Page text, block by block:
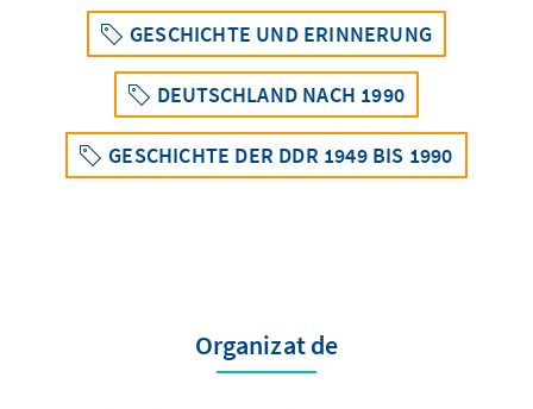
GESCHICHTE UND ERINNERUNG
DEUTSCHLAND NACH 1990
GESCHICHTE DER DDR 1949 BIS 1990
Organizat de